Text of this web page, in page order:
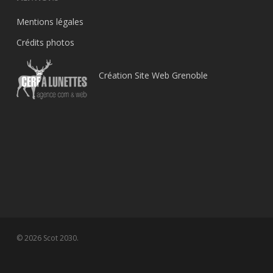
Mentions légales
Crédits photos
Création Site Web Grenoble
© 2026 Scot 2030.